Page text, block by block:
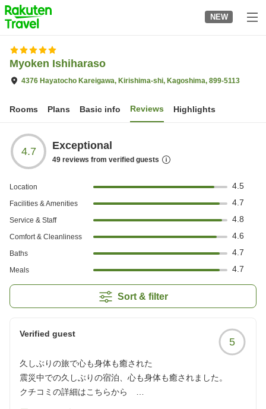
to
top
page
NEW
Myoken Ishiharaso
4376 Hayatocho Kareigawa, Kirishima-shi, Kagoshima, 899-5113
Rooms Plans Basic info Reviews Highlights
4.7 Exceptional
49 reviews from verified guests
Location 4.5
Facilities & Amenities 4.7
Service & Staff 4.8
Comfort & Cleanliness 4.6
Baths 4.7
Meals 4.7
Sort & filter
Verified guest
5
久しぶりの旅で心も身体も癒された
震災中での久しぶりの宿泊、心も身体も癒されました。
クチコミの詳細はこちらから